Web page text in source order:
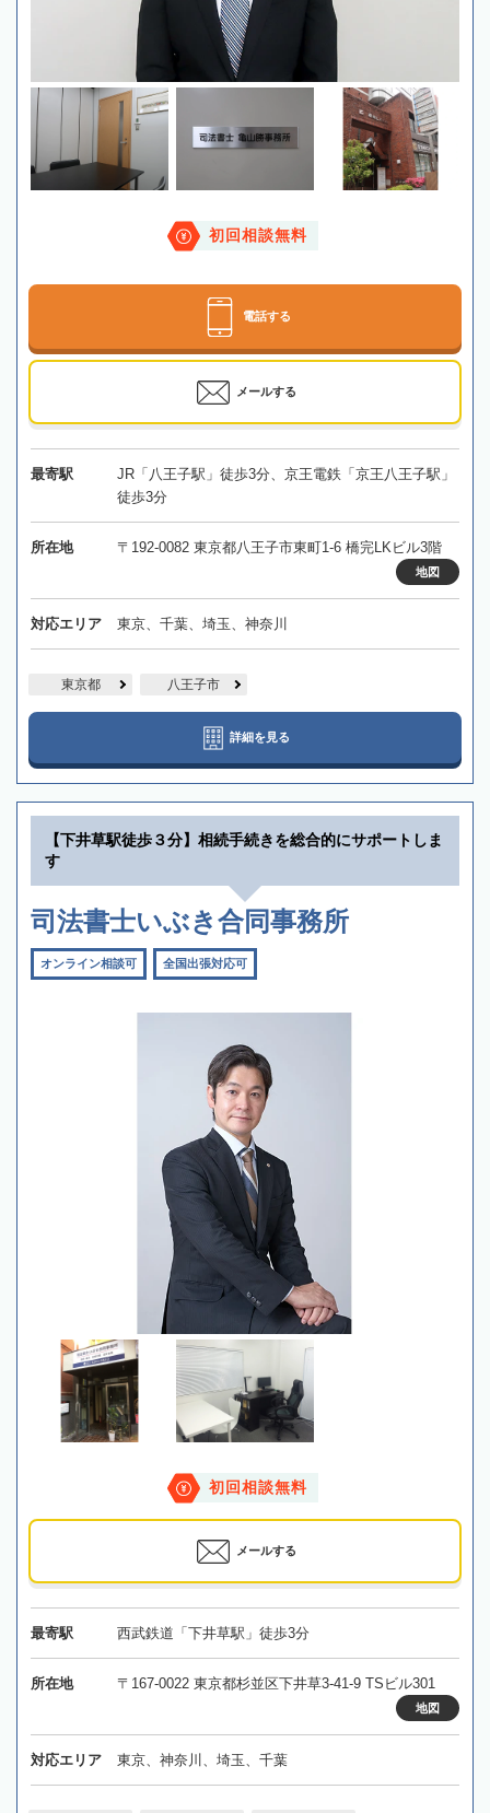
初回相談無料
電話する
メールする
最寄駅
JR「八王子駅」徒歩3分、京王電鉄「京王八王子駅」
徒歩3分
所在地 〒192-0082 東京都八王子市東町1-6 橋完LKビル3階
地図
対応エリア 東京、千葉、埼玉、神奈川
東京都 八王子市
詳細を見る
【下井草駅徒歩３分】相続手続きを総合的にサポートしま
す
司法書士いぶき合同事務所
オンライン相談可 全国出張対応可
初回相談無料
メールする
最寄駅 西武鉄道「下井草駅」徒歩3分
所在地 〒167-0022 東京都杉並区下井草3-41-9 TSビル301
地図
対応エリア 東京、神奈川、埼玉、千葉